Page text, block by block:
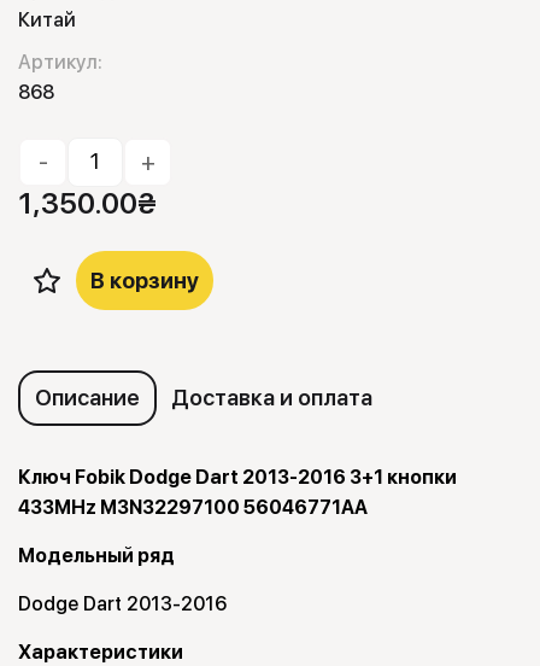
Китай
Артикул:
868
- +
1,350.00₴
В корзину
Описание Доставка и оплата
Ключ Fobik Dodge Dart 2013-2016 3+1 кнопки
433MHz M3N32297100 56046771AA
Модельный ряд
Dodge Dart 2013-2016
Характеристики